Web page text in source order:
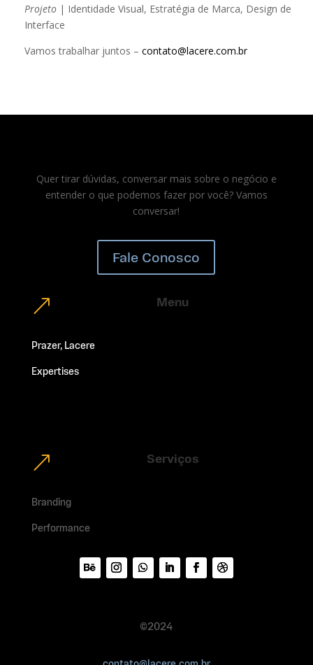
Projeto | Identidade Visual, Estratégia de Marca, Design de
Interface
Vamos trabalhar juntos – contato@lacere.com.br
Quer tirar dúvidas, conversar mais sobre o negócio e
entender o que podemos fazer por você? Vamos
conversar!
Fale Conosco
& Menu
Prazer, Lacere
Expertises
& Serviços
Branding
Performance
©2024